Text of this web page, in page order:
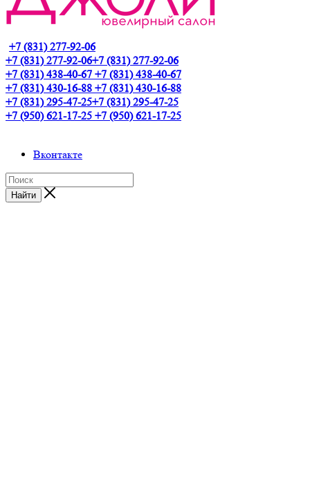
+7 (831) 277-92-06
+7 (831) 277-92-06+7 (831) 277-92-06
+7 (831) 438-40-67 +7 (831) 438-40-67
+7 (831) 430-16-88 +7 (831) 430-16-88
+7 (831) 295-47-25+7 (831) 295-47-25
+7 (950) 621-17-25 +7 (950) 621-17-25
Вконтакте
Найти